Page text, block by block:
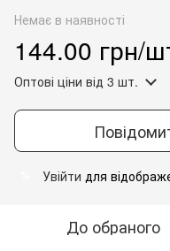
Немає в наявності
144.00 грн/
Оптові ціни від 3 шт.
Увійти для
До обраного